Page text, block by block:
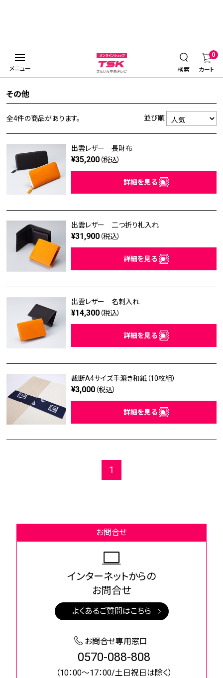
検索 カート
0
メニュー
その他
全4件の商品があります。 並び順
出雲レザー 長財布
¥35,200 （税込）
詳細を見る
出雲レザー 二つ折り札入れ
¥31,900 （税込）
詳細を見る
出雲レザー 名刺入れ
¥14,300 （税込）
詳細を見る
裁断A4サイズ手漉き和紙（10枚組）
¥3,000 （税込）
詳細を見る
1
お問合せ
インターネットからの
お問合せ
よくあるご質問はこちら
お問合せ専用窓口
0570-088-808
（10：00～17：00/土日祝日は除く）